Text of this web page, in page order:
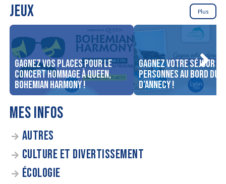
JEUX Plus
Gagnez vos places pour le
concert Hommage à Queen,
Bohemian Harmony !
Gagnez votre séjour
personnes au bord du
d’Annecy !
MES INFOS
AUTRES
CULTURE ET DIVERTISSEMENT
ÉCOLOGIE